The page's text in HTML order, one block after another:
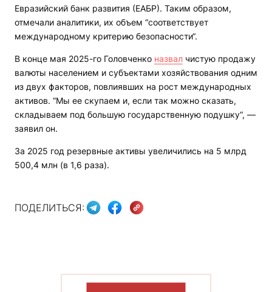
Евразийский банк развития (ЕАБР). Таким образом,
отмечали аналитики, их объем “соответствует
международному критерию безопасности“.
В конце мая 2025-го Головченко назвал чистую продажу
валюты населением и субъектами хозяйствования одним
из двух факторов, повлиявших на рост международных
активов. “Мы ее скупаем и, если так можно сказать,
складываем под большую государственную подушку“, —
заявил он.
За 2025 год резервные активы увеличились на 5 млрд
500,4 млн (в 1,6 раза).
ПОДЕЛИТЬСЯ: